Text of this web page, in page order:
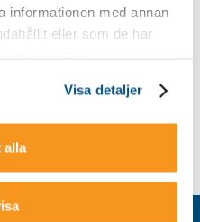
informationen med annan
eller som de har
Visa detaljer
alla